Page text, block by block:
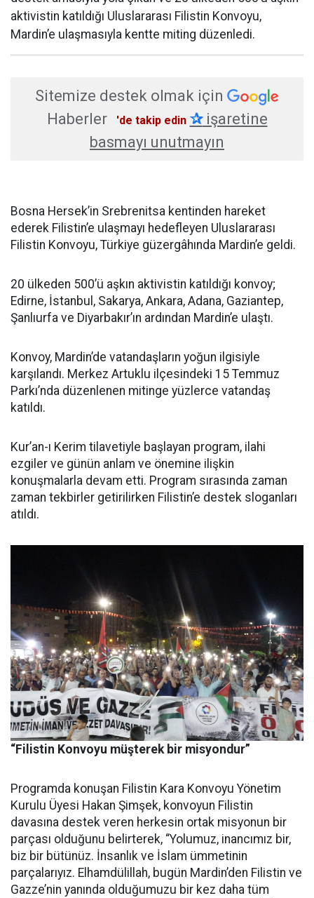
aktivistin katıldığı Uluslararası Filistin Konvoyu,
Mardin’e ulaşmasıyla kentte miting düzenledi.
Sitemize destek olmak için
Haberler
'de takip edin ✰işaretine
basmayı unutmayın
Bosna Hersek’in Srebrenitsa kentinden hareket
ederek Filistin’e ulaşmayı hedefleyen Uluslararası
Filistin Konvoyu, Türkiye güzergâhında Mardin’e geldi.
20 ülkeden 500’ü aşkın aktivistin katıldığı konvoy;
Edirne, İstanbul, Sakarya, Ankara, Adana, Gaziantep,
Şanlıurfa ve Diyarbakır’ın ardından Mardin’e ulaştı.
Konvoy, Mardin’de vatandaşların yoğun ilgisiyle
karşılandı. Merkez Artuklu ilçesindeki 15 Temmuz
Parkı’nda düzenlenen mitinge yüzlerce vatandaş
katıldı.
Kur’an-ı Kerim tilavetiyle başlayan program, ilahi
ezgiler ve günün anlam ve önemine ilişkin
konuşmalarla devam etti. Program sırasında zaman
zaman tekbirler getirilirken Filistin’e destek sloganları
atıldı.
“Filistin Konvoyu müşterek bir misyondur”
Programda konuşan Filistin Kara Konvoyu Yönetim
Kurulu Üyesi Hakan Şimşek, konvoyun Filistin
davasına destek veren herkesin ortak misyonun bir
parçası olduğunu belirterek, “Yolumuz, inancımız bir,
biz bir bütünüz. İnsanlık ve İslam ümmetinin
parçalarıyız. Elhamdülillah, bugün Mardin’den Filistin ve
Gazze’nin yanında olduğumuzu bir kez daha tüm